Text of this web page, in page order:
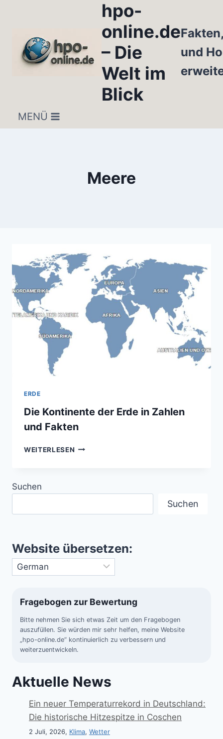
hpo-
online.de
– Die
Welt im
Blick
und
MENÜ
Meere
ERDE
Die Kontinente der Erde in Zahlen
und Fakten
WEITERLESEN DIE
Suchen
Suchen
Website übersetzen:
Fragebogen zur Bewertung
Bitte nehmen Sie sich etwas Zeit um den Fragebogen
auszufüllen. Sie würden mir sehr helfen, meine Website
„hpo-online.de“ kontinuierlich zu verbessern und
weiterzuentwickeln.
Aktuelle News
Ein neuer Temperaturrekord in Deutschland:
Die historische Hitzespitze in Coschen
2 Juli, 2026, Klima, Wetter